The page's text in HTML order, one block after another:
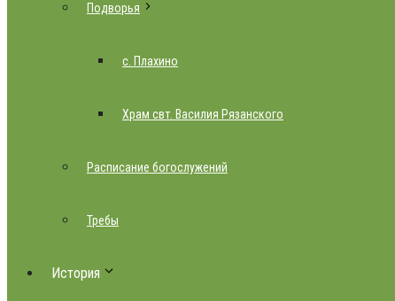
Подворья
с. Плахино
Храм свт. Василия Рязанского
Расписание богослужений
Требы
История